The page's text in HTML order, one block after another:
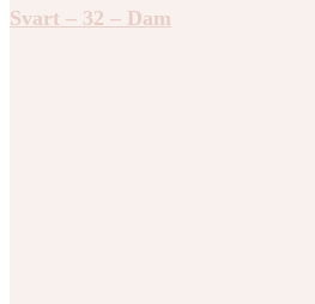
Svart – 32 – Dam